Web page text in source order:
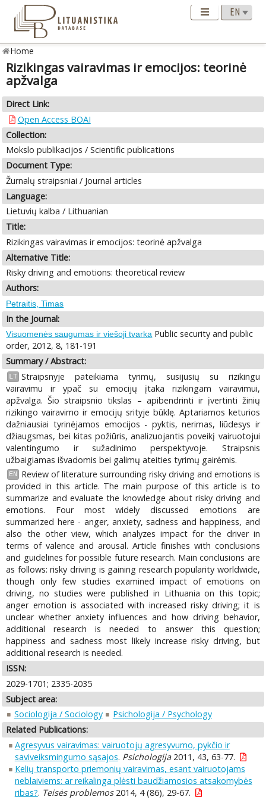
Home
Rizikingas vairavimas ir emocijos: teorinė
apžvalga
Direct Link:
Open Access BOAI
Collection:
Mokslo publikacijos / Scientific publications
Document Type:
Žurnalų straipsniai / Journal articles
Language:
Lietuvių kalba / Lithuanian
Title:
Rizikingas vairavimas ir emocijos: teorinė apžvalga
Alternative Title:
Risky driving and emotions: theoretical review
Authors:
Petraitis, Timas
In the Journal:
Visuomenės saugumas ir viešoji tvarka Public security and public
order, 2012, 8, 181-191
Summary / Abstract:
LT Straipsnyje pateikiama tyrimų, susijusių su rizikingu
vairavimu ir ypač su emocijų įtaka rizikingam vairavimui,
apžvalga. Šio straipsnio tikslas – apibendrinti ir įvertinti žinių
rizikingo vairavimo ir emocijų srityje būklę. Aptariamos keturios
dažniausiai tyrinėjamos emocijos - pyktis, nerimas, liūdesys ir
džiaugsmas, bei kitas požiūris, analizuojantis poveikį vairuotojui
valentingumo ir sužadinimo perspektyvoje. Straipsnis
užbaigiamas išvadomis bei galimų ateities tyrimų gairėmis.
EN
Review of literature surrounding risky driving and emotions is
provided in this article. The main purpose of this article is to
summarize and evaluate the knowledge about risky driving and
emotions. Four most widely discussed emotions are
summarized here - anger, anxiety, sadness and happiness, and
also the other view, which analyzes impact for the driver in
terms of valence and arousal. Article finishes with conclusions
and guidelines for possible future research. Main conclusions are
as follows: risky driving is gaining research popularity worldwide,
though only few studies examined impact of emotions on
driving, no studies were published in Lithuania on this topic;
anger emotion is associated with increased risky driving; it is
unclear whether anxiety influences and how driving behavior,
additional research is needed to answer this question;
happiness and sadness most likely increase risky driving, but
additional research is needed.
ISSN:
2029-1701; 2335-2035
Subject area:
Sociologija / Sociology
Psichologija / Psychology
Related Publications:
Agresyvus vairavimas: vairuotojų agresyvumo, pykčio ir
saviveiksmingumo sąsajos. Psichologija2011, 43, 63-77.
Kelių transporto priemonių vairavimas, esant vairuotojams
neblaiviems: ar reikalinga plėsti baudžiamosios atsakomybės
ribas?. Teisės problemos2014, 4 (86), 29-67.